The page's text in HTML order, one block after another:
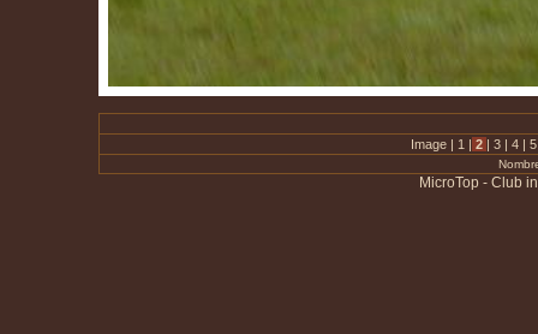
Image | 1 | 2 | 3 | 4 |
MicroTop - Club